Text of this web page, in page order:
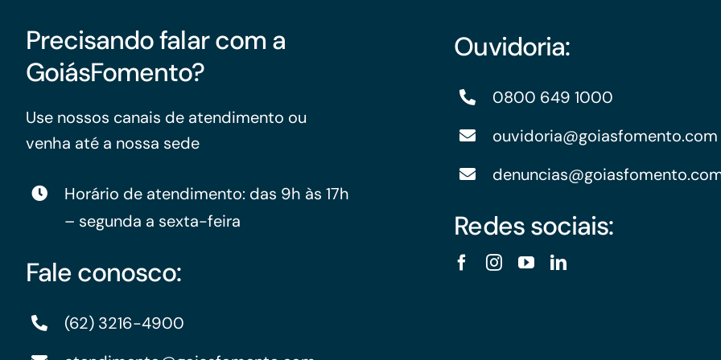
Precisando falar com a
GoiásFomento?
Use nossos canais de atendimento ou
venha até a nossa sede
Horário de atendimento: das 9h às 17h
– segunda a sexta-feira
Fale conosco:
(62) 3216-4900
Ouvidoria:
0800 649 1000
ouvidoria@goiasfomento.com
Redes sociais: